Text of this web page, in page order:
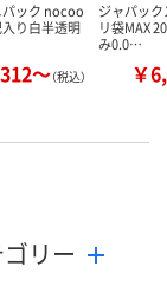
パック nocoo
り白半透明
～（税込）
ジャパッ
リ袋MAX
み0.0…
￥
リー